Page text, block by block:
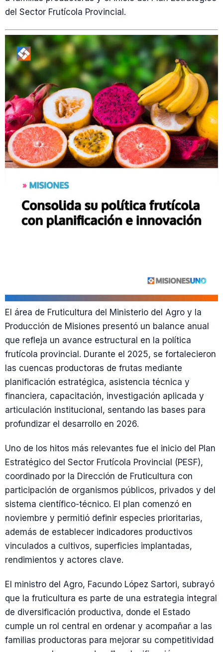
del Sector Frutícola Provincial.
El área de Fruticultura del Ministerio del Agro y la
Producción de Misiones presentó un balance anual
que refleja un avance estructural en la política
frutícola provincial. Durante el 2025, se fortalecieron
las cuencas productoras de frutas mediante
planificación estratégica, asistencia técnica y
financiera, capacitación, investigación aplicada y
articulación institucional, sentando las bases para
profundizar el desarrollo en 2026.
Uno de los hitos más relevantes fue el inicio del Plan
Estratégico del Sector Frutícola Provincial (PESF),
coordinado por la Dirección de Fruticultura con
participación de organismos públicos, privados y del
sistema científico-técnico. El plan comenzó en
noviembre y permitió definir especies prioritarias,
además de establecer indicadores productivos
vinculados a cultivos, superficies implantadas,
rendimientos y actores clave.
El ministro del Agro, Facundo López Sartori, subrayó
que la fruticultura es parte de una estrategia integral
de diversificación productiva, donde el Estado
cumple un rol central en ordenar y acompañar a las
familias productoras para mejorar su competitividad